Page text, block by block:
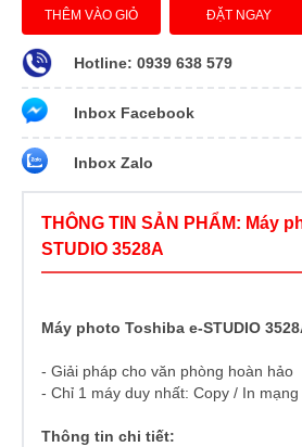
THÊM VÀO GIỎ ĐẶT NGAY
Hotline: 0939 638 579
Inbox Facebook
Inbox Zalo
THÔNG TIN SẢN PHẨM: Máy
STUDIO 3528A
Máy photo Toshiba e-STUDIO
- Giải pháp cho văn phòng hoàn hảo
- Chỉ 1 máy duy nhất: Copy / In
Thông tin chi tiết: